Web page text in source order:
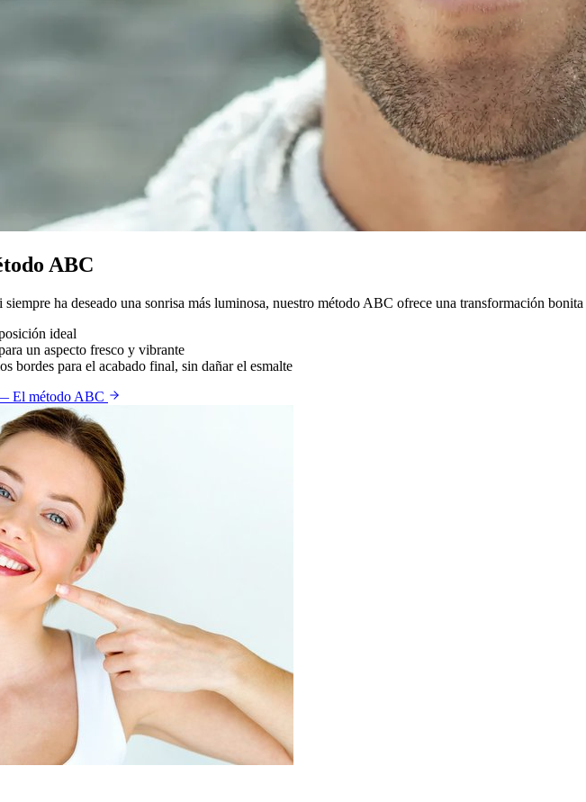
ABC
ha deseado una sonrisa más luminosa, nuestro método ABC ofrece una transformación
ideal
un aspecto fresco y vibrante
bordes para el acabado final, sin dañar el esmalte
El método ABC